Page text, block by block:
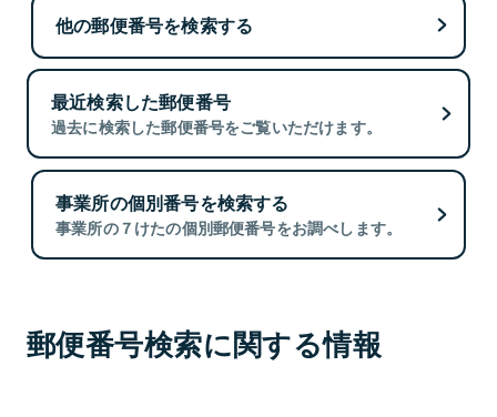
他の郵便番号を検索する
最近検索した郵便番号
過去に検索した郵便番号をご覧いただけます。
事業所の個別番号を検索する
事業所の７けたの個別郵便番号をお調べします。
郵便番号検索に関する情報